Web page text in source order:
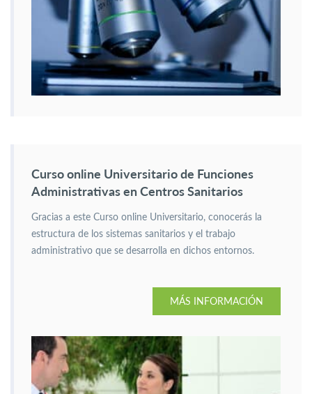
Curso online Universitario de Funciones
Administrativas en Centros Sanitarios
Gracias a este Curso online Universitario, conocerás la
estructura de los sistemas sanitarios y el trabajo
administrativo que se desarrolla en dichos entornos.
MÁS INFORMACIÓN